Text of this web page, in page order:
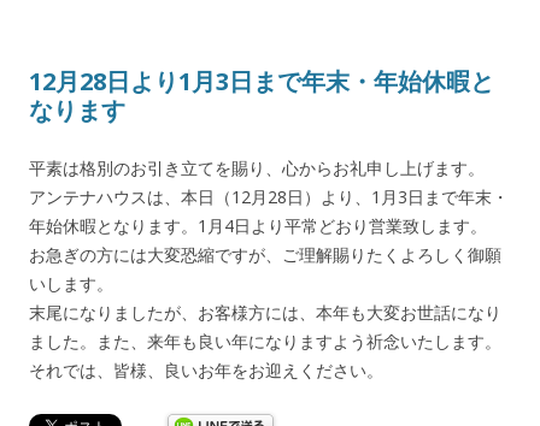
12月28日より1月3日まで年末・年始休暇と
なります
平素は格別のお引き立てを賜り、心からお礼申し上げます。
アンテナハウスは、本日（12月28日）より、1月3日まで年末・
年始休暇となります。1月4日より平常どおり営業致します。
お急ぎの方には大変恐縮ですが、ご理解賜りたくよろしく御願
いします。
末尾になりましたが、お客様方には、本年も大変お世話になり
ました。また、来年も良い年になりますよう祈念いたします。
それでは、皆様、良いお年をお迎えください。